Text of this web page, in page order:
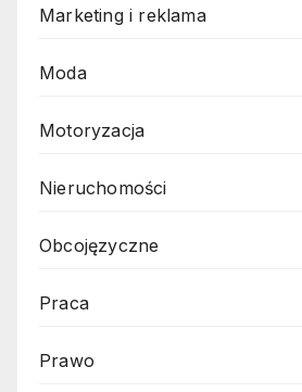
Marketing i reklama
Moda
Motoryzacja
Nieruchomości
Obcojęzyczne
Praca
Prawo